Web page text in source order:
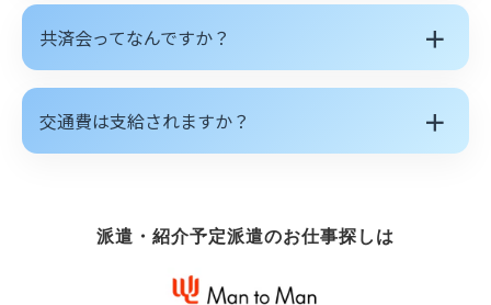
共済会ってなんですか？ ＋
交通費は支給されますか？ ＋
派遣・紹介予定派遣のお仕事探しは